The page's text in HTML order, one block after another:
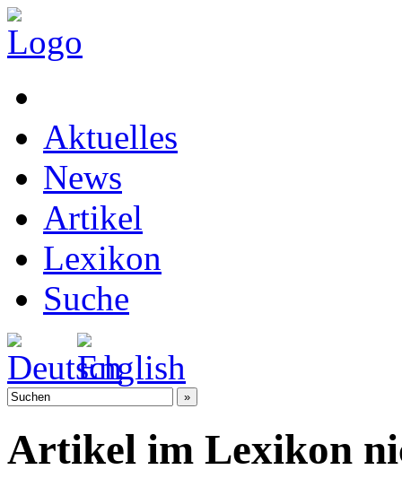
Aktuelles
News
Artikel
Lexikon
Suche
Artikel im Lexikon